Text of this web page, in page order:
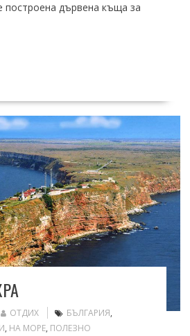
построена дървена къща за
ОТДИХ БЪЛГАРИЯ,
, НА МОРЕ, ПОЛЕЗНО